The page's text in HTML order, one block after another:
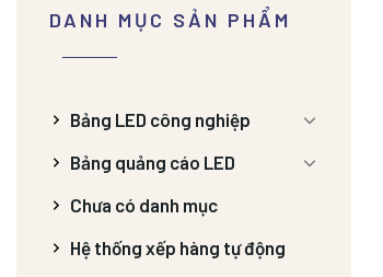
DANH MỤC SẢN PHẨM
Bảng LED công nghiệp
Bảng quảng cáo LED
Chưa có danh mục
Hệ thống xếp hàng tự động